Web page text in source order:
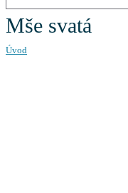
Mše svatá
Úvod